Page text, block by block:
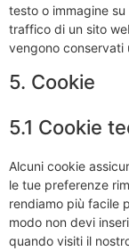
testo o immagine
traffico di un sito
vengono conservati
5. Cookie
5.1 Cookie
Alcuni cookie
le tue preferenze
rendiamo più facile
modo non devi
quando visiti il